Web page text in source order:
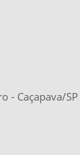
- Caçapava/SP